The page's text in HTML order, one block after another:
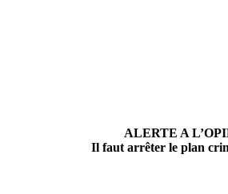
ALERTE A
Il faut arrêter le plan